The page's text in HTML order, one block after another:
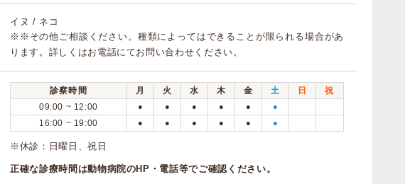
イヌ / ネコ
※※その他ご相談ください。種類によってはできることが限られる場合があ
ります。詳しくはお電話にてお問い合わせください。
診察時間 月 火 水 木 金 土 日
祝
09:00 ~ 12:00
● ● ● ● ● ●
16:00 ~ 19:00 ● ● ● ● ● ●
※休診：日曜日、祝日
正確な診療時間は動物病院のHP・電話等でご確認ください。